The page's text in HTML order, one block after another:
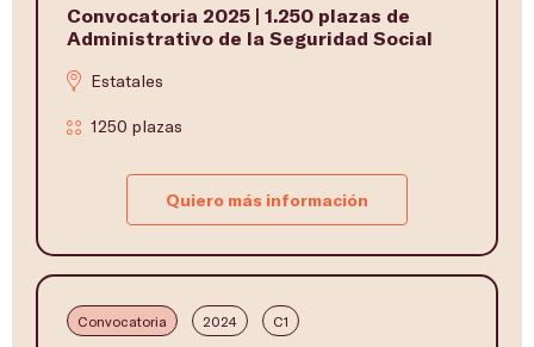
Convocatoria 2025 | 1.250 plazas de
Administrativo de la Seguridad Social
Estatales
1250 plazas
Quiero más información
Convocatoria 2024 C1